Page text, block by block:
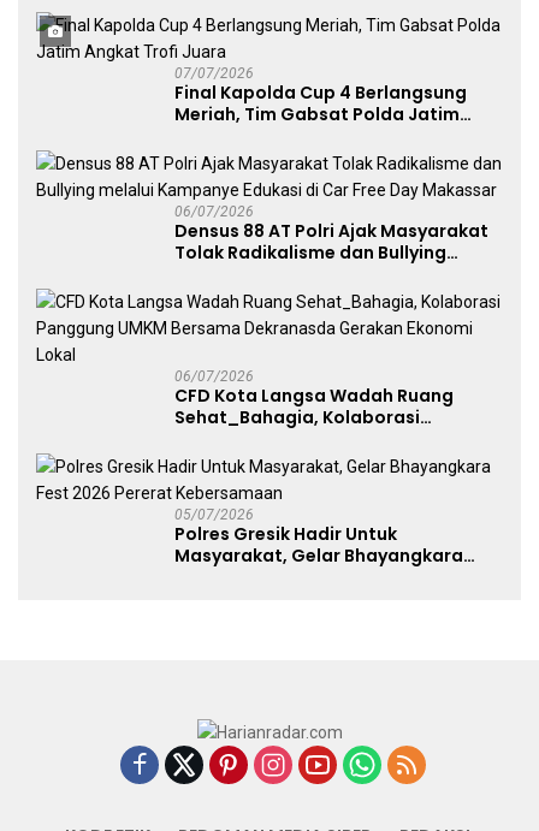
Penggunaan Senjata Api
07/07/2026
Final Kapolda Cup 4 Berlangsung
Meriah, Tim Gabsat Polda Jatim
06/07/2026
Densus 88 AT Polri Ajak Masyarakat
Tolak Radikalisme dan Bullying
Free Day Makassar
06/07/2026
CFD Kota Langsa Wadah Ruang
Sehat_Bahagia, Kolaborasi
Dekranasda Gerakan Ekonomi Lokal
05/07/2026
Polres Gresik Hadir Untuk
Masyarakat, Gelar Bhayangkara